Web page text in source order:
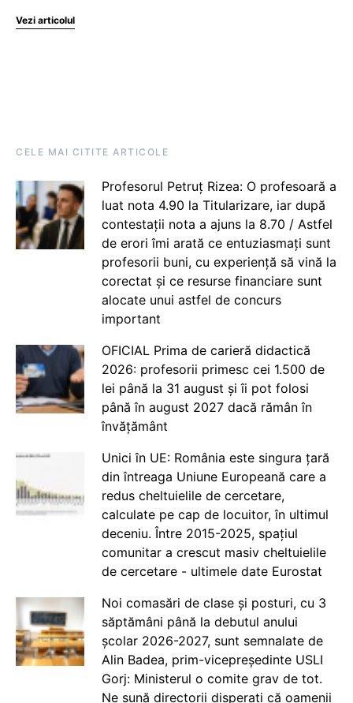
Vezi articolul
CELE MAI CITITE ARTICOLE
Profesorul Petruț Rizea: O profesoară a
luat nota 4.90 la Titularizare, iar după
contestații nota a ajuns la 8.70 / Astfel
de erori îmi arată ce entuziasmați sunt
profesorii buni, cu experiență să vină la
corectat și ce resurse financiare sunt
alocate unui astfel de concurs
important
OFICIAL Prima de carieră didactică
2026: profesorii primesc cei 1.500 de
lei până la 31 august și îi pot folosi
până în august 2027 dacă rămân în
învățământ
Unici în UE: România este singura țară
din întreaga Uniune Europeană care a
redus cheltuielile de cercetare,
calculate pe cap de locuitor, în ultimul
deceniu. Între 2015-2025, spațiul
comunitar a crescut masiv cheltuielile
de cercetare - ultimele date Eurostat
Noi comasări de clase și posturi, cu 3
săptămâni până la debutul anului
școlar 2026-2027, sunt semnalate de
Alin Badea, prim-vicepreședinte USLI
Gorj: Ministerul o comite grav de tot.
Ne sună directorii disperați că oamenii